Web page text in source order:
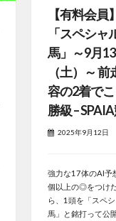
【有料会員
「スペシャ
馬」～9月
（土）～
容の2着で
勝級 –
2025年9月12日
強力な17体のAI予
個以上の◎をつけ
ら、1頭を「スペ
馬」と銘打って公